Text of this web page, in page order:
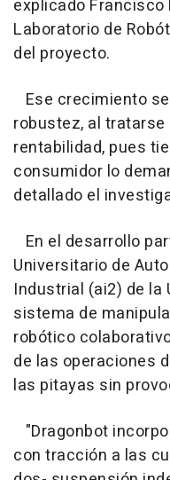
explicado Francisco
Laboratorio de
del proyecto.
Ese crecimiento
robustez, al
rentabilidad, pues
consumidor lo
detallado el
En el desarrollo
Universitario de
Industrial (ai2) de la
sistema de
robótico
de las operaciones
las pitayas sin
"Dragonbot
con tracción a las